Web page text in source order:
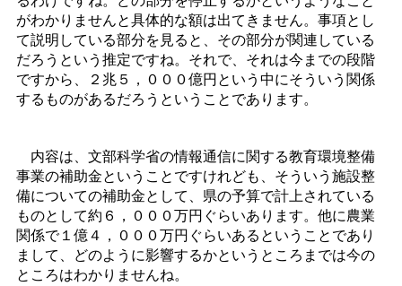
がわかりませんと具体的な額は出てきません。事項とし
て説明している部分を見ると、その部分が関連している
だろうという推定ですね。それで、それは今までの段階
ですから、２兆５，０００億円という中にそういう関係
するものがあるだろうということであります。
内容は、文部科学省の情報通信に関する教育環境整備
事業の補助金ということですけれども、そういう施設整
備についての補助金として、県の予算で計上されている
ものとして約６，０００万円ぐらいあります。他に農業
関係で１億４，０００万円ぐらいあるということであり
まして、どのように影響するかというところまでは今の
ところはわかりませんね。